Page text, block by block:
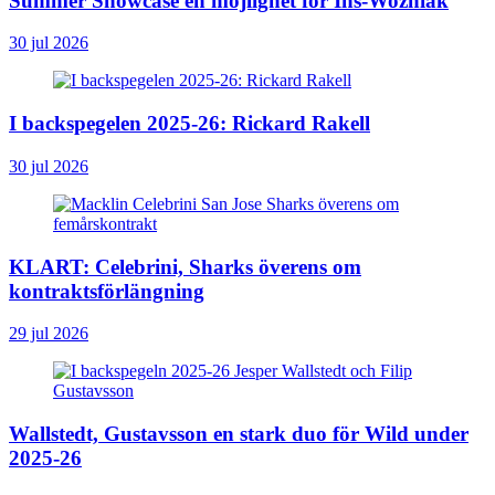
30 jul 2026
I backspegelen 2025-26: Rickard Rakell
30 jul 2026
KLART: Celebrini, Sharks överens om
kontraktsförlängning
29 jul 2026
Wallstedt, Gustavsson en stark duo för Wild under
2025-26